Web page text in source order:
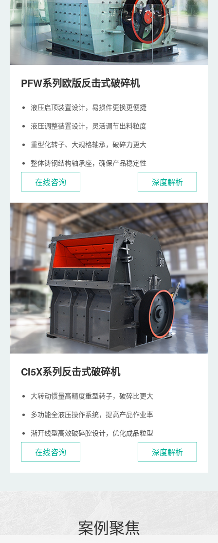
PFW系列欧版反击式破碎机
液压启顶装置设计，易损件更换更便捷
液压调整装置设计，灵活调节出料粒度
重型化转子、大规格轴承，破碎力更大
整体铸钢结构轴承座，确保产品稳定性
在线咨询 深度解析
CI5X系列反击式破碎机
大转动惯量高精度重型转子，破碎比更大
多功能全液压操作系统，提高产品作业率
渐开线型高效破碎腔设计，优化成品粒型
在线咨询 深度解析
案例聚焦